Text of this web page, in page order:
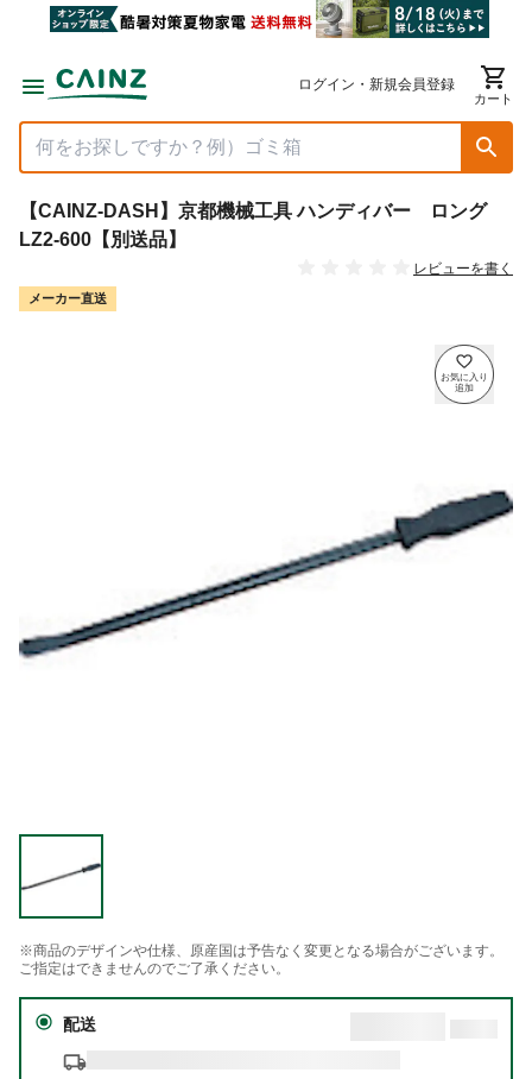
ログイン・新規会員登録
カート
【CAINZ-DASH】京都機械工具 ハンディバー ロング
LZ2-600【別送品】
レビューを書く
メーカー直送
※商品のデザインや仕様、原産国は予告なく変更となる場合がございます。
ご指定はできませんのでご了承ください。
配送